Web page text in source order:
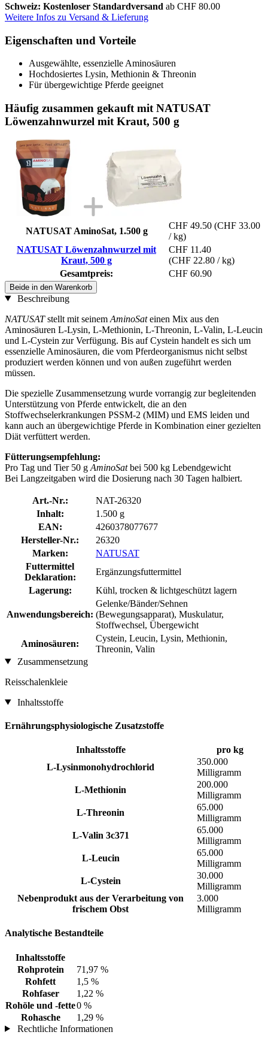
Schweiz: Kostenloser Standardversand ab CHF 80.00
Weitere Infos zu Versand & Lieferung
Eigenschaften und Vorteile
Ausgewählte, essenzielle Aminosäuren
Hochdosiertes Lysin, Methionin & Threonin
Für übergewichtige Pferde geeignet
Häufig zusammen gekauft mit NATUSAT
Löwenzahnwurzel mit Kraut, 500 g
NATUSAT AminoSat, 1.500 g
CHF 49.50 (CHF 33.00
/ kg)
NATUSAT Löwenzahnwurzel mit
Kraut, 500 g
CHF 11.40
(CHF 22.80 / kg)
Gesamtpreis:
CHF 60.90
Beide in den Warenkorb
Beschreibung
NATUSATstellt mit seinem AminoSateinen Mix aus den
Aminosäuren L-Lysin, L-Methionin, L-Threonin, L-Valin, L-Leucin
und L-Cystein zur Verfügung. Bis auf Cystein handelt es sich um
essenzielle Aminosäuren, die vom Pferdeorganismus nicht selbst
produziert werden können und von außen zugeführt werden
müssen.
Die spezielle Zusammensetzung wurde vorrangig zur begleitenden
Unterstützung von Pferde entwickelt, die an den
Stoffwechselerkrankungen PSSM-2 (MIM) und EMS leiden und
kann auch an übergewichtige Pferde in Kombination einer gezielten
Diät verfüttert werden.
Fütterungsempfehlung:
Pro Tag und Tier 50 g AminoSatbei 500 kg Lebendgewicht
Bei Langzeitgaben wird die Dosierung nach 30 Tagen halbiert.
Art.-Nr.:
NAT-26320
Inhalt:
1.500 g
EAN:
4260378077677
Hersteller-Nr.:
26320
Marken:
NATUSAT
Futtermittel
Deklaration:
Ergänzungsfuttermittel
Lagerung:
Kühl, trocken & lichtgeschützt lagern
Anwendungsbereich:
Gelenke/Bänder/Sehnen
(Bewegungsapparat), Muskulatur,
Stoffwechsel, Übergewicht
Aminosäuren:
Cystein, Leucin, Lysin, Methionin,
Threonin, Valin
Zusammensetzung
Reisschalenkleie
Inhaltsstoffe
Ernährungsphysiologische Zusatzstoffe
Inhaltsstoffe
pro kg
L-Lysinmonohydrochlorid
350.000
Milligramm
L-Methionin
200.000
Milligramm
L-Threonin
65.000
Milligramm
L-Valin 3c371
65.000
Milligramm
L-Leucin
65.000
Milligramm
L-Cystein
30.000
Milligramm
Nebenprodukt aus der Verarbeitung von
frischem Obst
3.000
Milligramm
Analytische Bestandteile
Inhaltsstoffe
Rohprotein
71,97 %
Rohfett
1,5 %
Rohfaser
1,22 %
Rohöle und -fette0 %
Rohasche
1,29 %
Rechtliche Informationen